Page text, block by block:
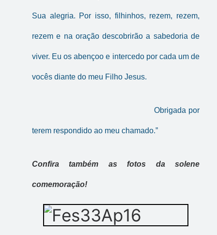
Sua alegria. Por isso, filhinhos, rezem, rezem,
rezem e na oração descobrirão a sabedoria de
viver. Eu os abençoo e intercedo por cada um de
vocês diante do meu Filho Jesus.
Obrigada por
terem respondido ao meu chamado.”
Confira também as fotos da solene
comemoração!